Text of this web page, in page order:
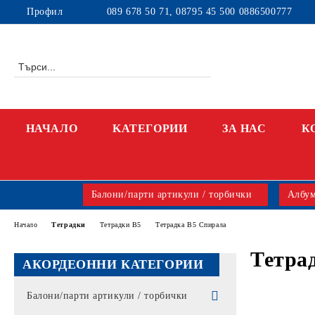
Профил 089 678 50 71, 08795 45 500 0886500777
НАЧАЛО KАТЕГОРИИ ЗА НАС
Балони/парти артикули / торбички
АКОРДЕОННИ КАТЕГОРИИ
Балони/парти артикули / торбички
Начало Тетрадки Тетрадки В5 Тетрадка В5 Спирала